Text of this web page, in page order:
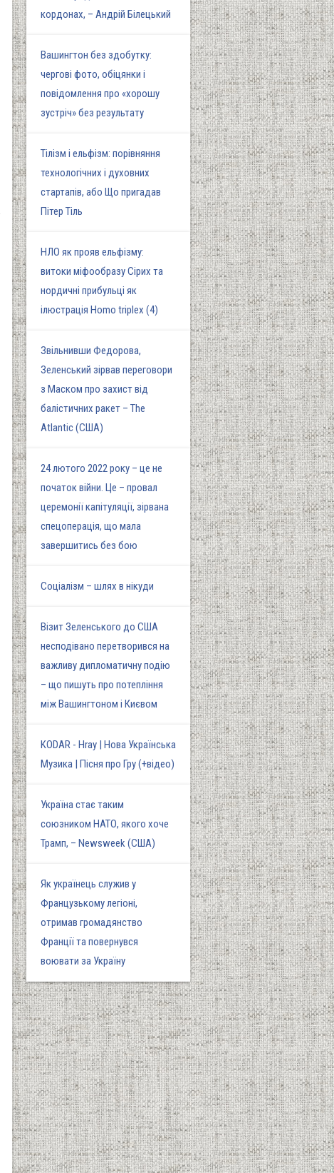
кордонах, – Андрій Білецький
Вашингтон без здобутку:
чергові фото, обіцянки і
повідомлення про «хорошу
зустріч» без результату
Тілізм і ельфізм: порівняння
технологічних і духовних
стартапів, або Що пригадав
Пітер Тіль
НЛО як прояв ельфізму:
витоки міфообразу Сірих та
нордичні прибульці як
ілюстрація Homo triplex (4)
Звільнивши Федорова,
Зеленський зірвав переговори
з Маском про захист від
балістичних ракет – The
Atlantic (США)
24 лютого 2022 року – це не
початок війни. Це – провал
церемонії капітуляції, зірвана
спецоперація, що мала
завершитись без бою
Соціалізм – шлях в нікуди
Візит Зеленського до США
несподівано перетворився на
важливу дипломатичну подію
– що пишуть про потепління
між Вашингтоном і Києвом
KODAR - Hray | Нова Українська
Музика | Пісня про Гру (+відео)
Україна стає таким
союзником НАТО, якого хоче
Трамп, – Newsweek (США)
Як українець служив у
Французькому легіоні,
отримав громадянство
Франції та повернувся
воювати за Україну